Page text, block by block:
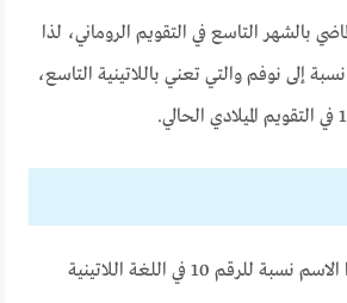
بالشهر التاسع في التقويم الروماني، لذا
إلى نوفم والتي تعني باللاتينية التاسع،
سُمي شهر ديسمبر بهذا الاسم نسبة للرقم 10 في اللغة اللاتينية